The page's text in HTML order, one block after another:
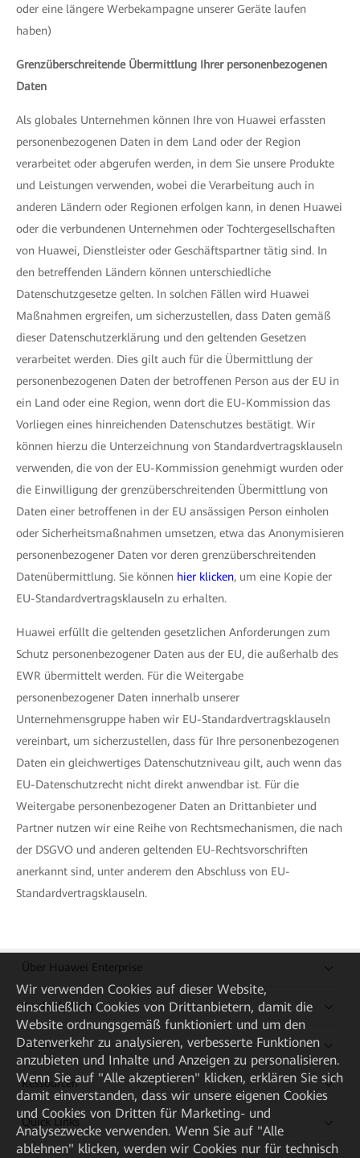
oder eine längere Werbekampagne unserer Geräte laufen
haben)
Grenzüberschreitende Übermittlung Ihrer personenbezogenen
Daten
Als globales Unternehmen können Ihre von Huawei erfassten
personenbezogenen Daten in dem Land oder der Region
verarbeitet oder abgerufen werden, in dem Sie unsere Produkte
und Leistungen verwenden, wobei die Verarbeitung auch in
anderen Ländern oder Regionen erfolgen kann, in denen Huawei
oder die verbundenen Unternehmen oder Tochtergesellschaften
von Huawei, Dienstleister oder Geschäftspartner tätig sind. In
den betreffenden Ländern können unterschiedliche
Datenschutzgesetze gelten. In solchen Fällen wird Huawei
Maßnahmen ergreifen, um sicherzustellen, dass Daten gemäß
dieser Datenschutzerklärung und den geltenden Gesetzen
verarbeitet werden. Dies gilt auch für die Übermittlung der
personenbezogenen Daten der betroffenen Person aus der EU in
ein Land oder eine Region, wenn dort die EU-Kommission das
Vorliegen eines hinreichenden Datenschutzes bestätigt. Wir
können hierzu die Unterzeichnung von Standardvertragsklauseln
verwenden, die von der EU-Kommission genehmigt wurden oder
die Einwilligung der grenzüberschreitenden Übermittlung von
Daten einer betroffenen in der EU ansässigen Person einholen
oder Sicherheitsmaßnahmen umsetzen, etwa das Anonymisieren
personenbezogener Daten vor deren grenzüberschreitenden
Datenübermittlung. Sie können hier klicken, um eine Kopie der
EU-Standardvertragsklauseln zu erhalten.
Huawei erfüllt die geltenden gesetzlichen Anforderungen zum
Schutz personenbezogener Daten aus der EU, die außerhalb des
EWR übermittelt werden. Für die Weitergabe
personenbezogener Daten innerhalb unserer
Unternehmensgruppe haben wir EU-Standardvertragsklauseln
vereinbart, um sicherzustellen, dass für Ihre personenbezogenen
Daten ein gleichwertiges Datenschutzniveau gilt, auch wenn das
EU-Datenschutzrecht nicht direkt anwendbar ist. Für die
Weitergabe personenbezogener Daten an Drittanbieter und
Partner nutzen wir eine Reihe von Rechtsmechanismen, die nach
der DSGVO und anderen geltenden EU-Rechtsvorschriften
anerkannt sind, unter anderem den Abschluss von EU-
Standardvertragsklauseln.
Über Huawei Enterprise
Kaufanleitung
Partner
Ressourcen
Quick Links
Wir verwenden Cookies auf dieser Website,
einschließlich Cookies von Drittanbietern, damit die
Website ordnungsgemäß funktioniert und um den
Datenverkehr zu analysieren, verbesserte Funktionen
anzubieten und Inhalte und Anzeigen zu personalisieren.
Wenn Sie auf "Alle akzeptieren" klicken, erklären Sie sich
damit einverstanden, dass wir unsere eigenen Cookies
und Cookies von Dritten für Marketing- und
Analysezwecke verwenden. Wenn Sie auf "Alle
ablehnen" klicken, werden wir Cookies nur für technisch